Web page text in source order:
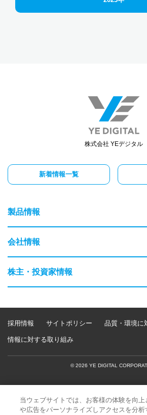
株式会社 YEデジタル
新着情報一覧
製品情報
物流
交通
保守・保全
ビジネスDX支援
会社情報
ごあいさつ
事業内容
所在地・関係会社
株主・投資家情報
企業情報
IR・ニュース
株式情報
サステナビリティ
採用情報 サイトポリシー 品質・環境に
情報に対する取り組み
© 2026 YE DIGITAL
当ウェブサイトでは、お客様の体験を向
や広告をパーソナライズしアクセスを分析